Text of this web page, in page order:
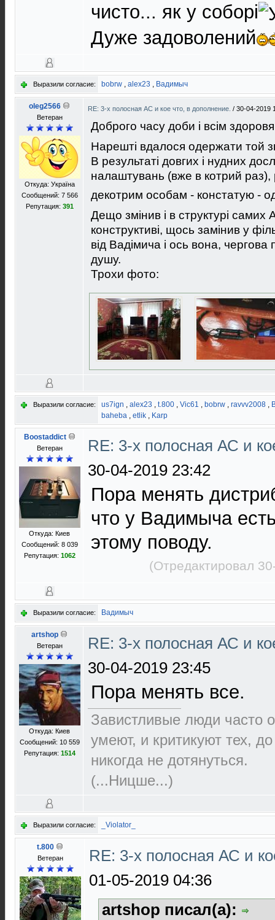
чисто... як у соборі
Дуже задоволений
Выразили согласие: bobrw , alex23 , Вадимыч
oleg2566
Ветеран
Откуда: Україна
Сообщений: 7 566
Репутация: 391
RE: 3-х полосная АС и кое что, в дополнение. / 30-04-2019
Доброго часу доби і всім здоровя
Нарешті вдалося одержати той
В результаті довгих і нудних
налаштувань (вже в котрий
декотрим особам - констатую -
Дещо змінив і в структурі
конструктиві, щось замінив у
від Вадімича і ось вона, чергова
душу.
Трохи фото:
Выразили согласие: us7ign , alex23 , t.800 , Vic61 , bobrw , ravvv2008 ,
baheba , etlik , Karp
Boostaddict
Ветеран
Откуда: Киев
Сообщений: 8 039
Репутация: 1062
RE: 3-х полосная АС и
30-04-2019 23:42
Пора менять
что у Вадимыча
этому поводу.
(Отредактировал
Выразили согласие: Вадимыч
artshop
Ветеран
Откуда: Киев
Сообщений: 10 559
Репутация: 1514
RE: 3-х полосная АС и
30-04-2019 23:45
Пора менять все.
Завистливые люди часто
умеют, и критикуют тех,
никогда не дотянуться.
(...Ницше...)
Выразили согласие: _Violator_
t.800
Ветеран
RE: 3-х полосная АС и
01-05-2019 04:36
artshop писал(а):